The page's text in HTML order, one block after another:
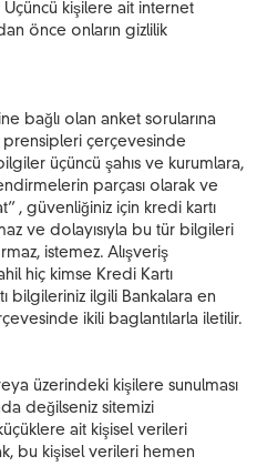
kişilere ait internet
önce onların gizlilik
bağlı olan anket sorularına
prensipleri çerçevesinde
üçüncü şahıs ve kurumlara,
parçası olarak ve
, güvenliğiniz için kredi kartı
ve dolayısıyla bu tür bilgileri
istemez. Alışveriş
hiç kimse Kredi Kartı
bilgileriniz ilgili Bankalara en
ikili baglantılarla iletilir.
üzerindeki kişilere sunulması
değilseniz sitemizi
küçüklere ait kişisel verileri
bu kişisel verileri hemen